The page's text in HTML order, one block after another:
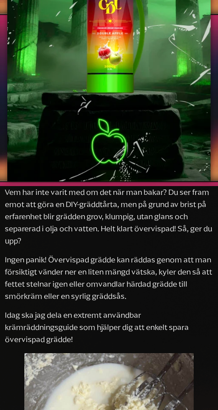
Vem har inte varit med om det när man bakar? Du ser fram
emot att göra en DIY-gräddtårta, men på grund av brist på
erfarenhet blir grädden grov, klumpig, utan glans och
separerad i olja och vatten. Helt klart övervispad! Så, ger du
upp?
Ingen panik! Övervispad grädde kan räddas genom att man
försiktigt vänder ner en liten mängd vätska, kyler den så att
fettet stelnar igen eller omvandlar härdad grädde till
smörkräm eller en syrlig gräddsås.
Idag ska jag dela en extremt användbar
krämräddningsguide som hjälper dig att enkelt spara
övervispad grädde!